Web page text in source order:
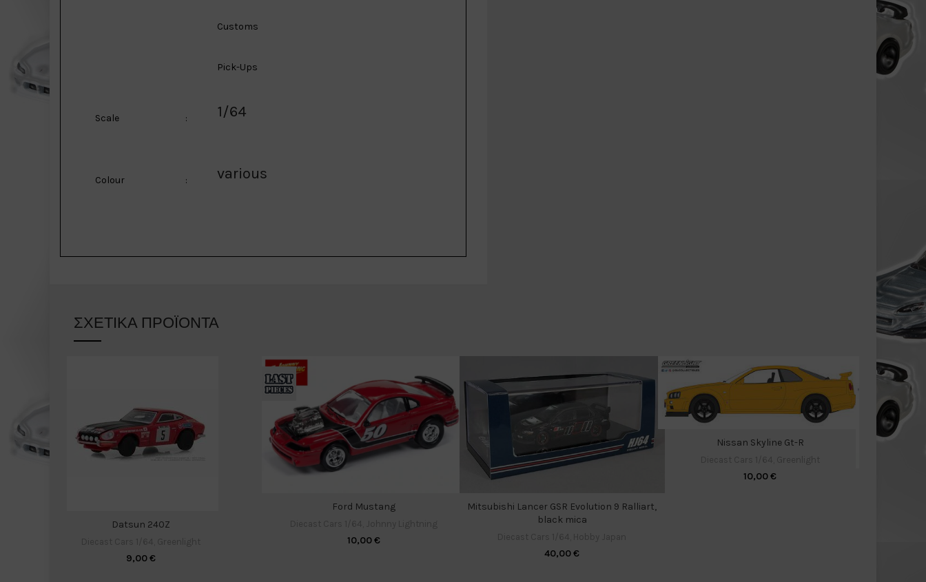
Customs
Pick-Ups
Scale : 1/64
Colour : various
ΣΧΕΤΙΚΆ ΠΡΟΪΌΝΤΑ
Datsun 240Z
9,00€
Ford Mustang
10,00€
Mitsubishi Lancer GSR Evolution 9 Ralliart,
black mica
40,00€
Nissan Skyline Gt-R
10,00€